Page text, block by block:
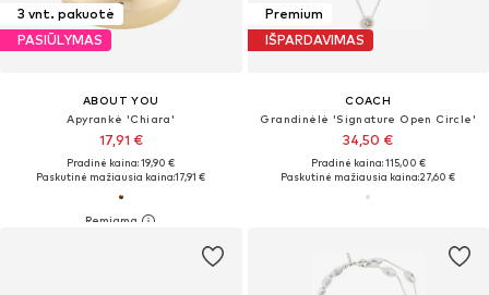
3 vnt. pakuotė
PASIŪLYMAS
ABOUT YOU
Apyrankė 'Chiara'
17,91 €
Pradinė kaina: 19,90 €
Paskutinė mažiausia kaina:17,91 €
Premium
IŠPARDAVIMAS
COACH
Grandinėlė 'Signature Open Circle'
34,50 €
Pradinė kaina: 115,00 €
Paskutinė mažiausia kaina:27,60 €